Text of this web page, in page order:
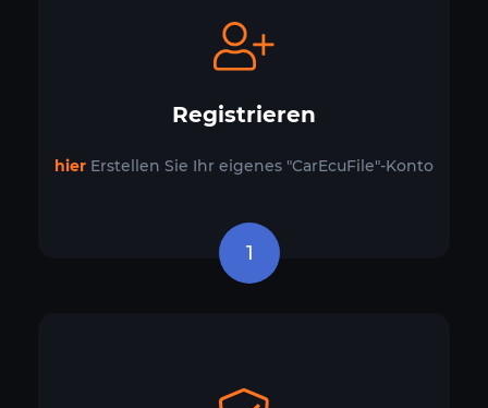
Registrieren
hier Erstellen Sie Ihr eigenes "CarEcuFile"-Konto
1